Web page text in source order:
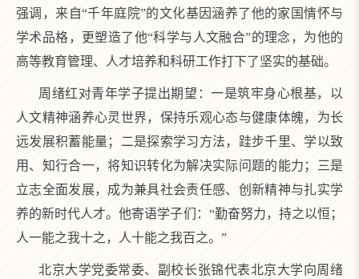
强调，来自“千年庭院”的文化基因涵养了他的家国情怀与
学术品格，更塑造了他“科学与人文融合”的理念，为他的
高等教育管理、人才培养和科研工作打下了坚实的基础。
周绪红对青年学子提出期望：一是筑牢身心根基，以
人文精神涵养心灵世界，保持乐观心态与健康体魄，为长
远发展积蓄能量；二是探索学习方法，跬步千里、学以致
用、知行合一，将知识转化为解决实际问题的能力；三是
立志全面发展，成为兼具社会责任感、创新精神与扎实学
养的新时代人才。他寄语学子们：“勤奋努力，持之以恒；
人一能之我十之，人十能之我百之。”
北京大学党委常委、副校长张锦代表北京大学向周绪